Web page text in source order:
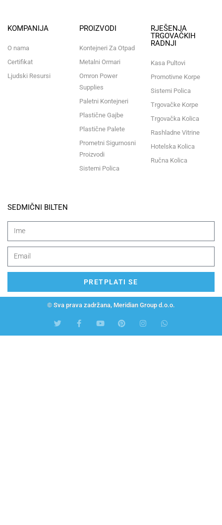
KOMPANIJA
O nama
Certifikat
Ljudski Resursi
PROIZVODI
Kontejneri Za Otpad
Metalni Ormari
Omron Power
Supplies
Paletni Kontejneri
Plastične Gajbe
Plastične Palete
Prometni Sigurnosni
Proizvodi
Sistemi Polica
RJEŠENJA
TRGOVAČKIH
RADNJI
Kasa Pultovi
Promotivne Korpe
Sistemi Polica
Trgovačke Korpe
Trgovačka Kolica
Rashladne Vitrine
Hotelska Kolica
Ručna Kolica
SEDMIČNI BILTEN
PRETPLATI SE
© Sva prava zadržana, Meridian Group d.o.o.